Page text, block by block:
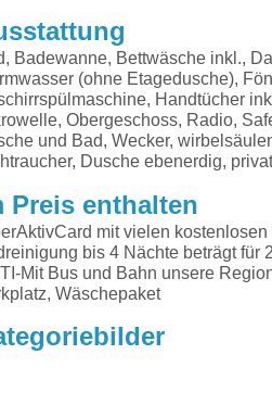
Badewanne, Bettwäsche inkl.,
(ohne Etagedusche),
Handtücher
Obergeschoss, Radio,
und Bad, Wecker,
Dusche ebenerdig,
Preis enthalten
mit vielen
bis 4 Nächte beträgt für
Mit Bus und Bahn unsere
Wäschepaket